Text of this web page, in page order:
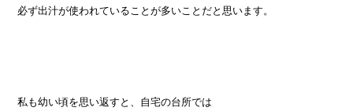
必ず出汁が使われていることが多いことだと思います。
私も幼い頃を思い返すと、自宅の台所では